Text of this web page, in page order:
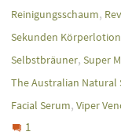
Reinigungsschaum,
Sekunden
Selbstbräuner, Super
The Australian Natural
Facial Serum, Viper
1